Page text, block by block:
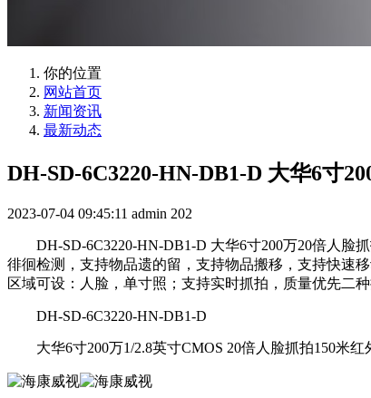
你的位置
网站首页
新闻资讯
最新动态
DH-SD-6C3220-HN-DB1-D 大华6寸
2023-07-04 09:45:11 admin 202
DH-SD-6C3220-HN-DB1-D 大华6寸200万20倍人脸抓
徘徊检测，支持物品遗的留，支持物品搬移，支持快速
区域可设：人脸，单寸照；支持实时抓拍，质量优先二
DH-SD-6C3220-HN-DB1-D
大华6寸200万1/2.8英寸CMOS 20倍人脸抓拍150米红